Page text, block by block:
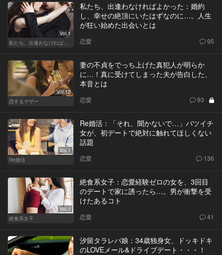
Vol.1
私たち、出逢わなければよかった
私たち、出逢わなければよかった：婚約
し、幸せの絶頂にいたはずなのに…。人生
が狂い始めた出会いとは
恋愛 95
Vol.12
恋するマザー
妻の不貞をでっち上げた真犯人が明らか
に…！真に受けてしまった夫が告白した、
本音とは
恋愛 93
Vol.1
Re婚活
Re婚活：「それ、聞かないで…」バツイチ
女が、初デートで絶対に触れてほしくない
話題
恋愛 136
Vol.1
絶食系女子
絶食系女子：恋愛経験ゼロの女を、3回目
のデートで家に誘ったら…。男が衝撃を受
けたあるコト
恋愛 41
汐留タラレバ娘：34歳独身女、ドッキドキ
のLOVEメール&ドライブデート・・・！